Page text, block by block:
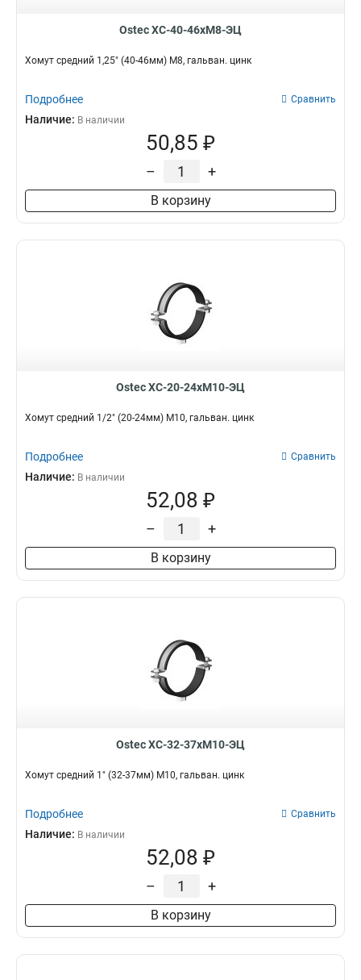
Ostec ХС-40-46хМ8-ЭЦ
Хомут средний 1,25" (40-46мм) М8, гальван. цинк
Подробнее Сравнить
Наличие: В наличии
50,85 ₽
– +
В корзину
Ostec ХС-20-24хМ10-ЭЦ
Хомут средний 1/2" (20-24мм) М10, гальван. цинк
Подробнее Сравнить
Наличие: В наличии
52,08 ₽
– +
В корзину
Ostec ХС-32-37хМ10-ЭЦ
Хомут средний 1" (32-37мм) М10, гальван. цинк
Подробнее Сравнить
Наличие: В наличии
52,08 ₽
– +
В корзину